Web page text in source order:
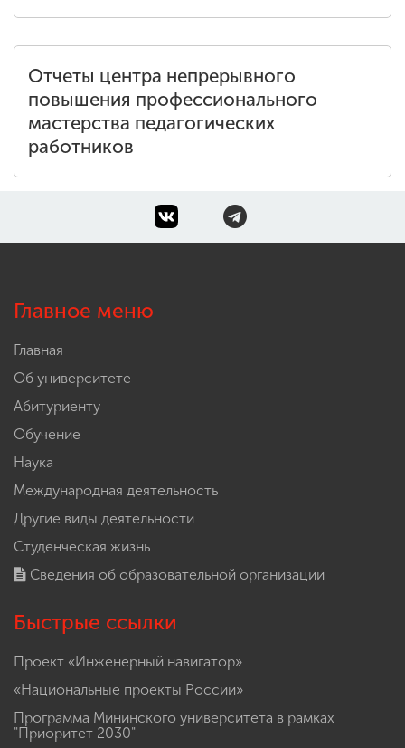
Отчеты центра непрерывного
повышения профессионального
мастерства педагогических
работников
Главное меню
Главная
Об университете
Абитуриенту
Обучение
Наука
Международная деятельность
Другие виды деятельности
Студенческая жизнь
Сведения об образовательной организации
Быстрые ссылки
Проект «Инженерный навигатор»
«Национальные проекты России»
Программа Мининского университета в рамках
"Приоритет 2030"